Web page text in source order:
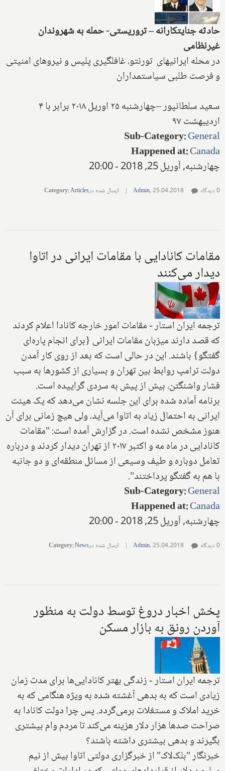
حادثه جنایتکارانه–تروریستی- حمله به شهروندان
غیرنظامی
در محله ایرانیهای تورنتو، غافلگیری پلیس و نیروهای امنیتی
و فرصت طلبی سیاستمداران
سعید سلطانپور –چهارشنبه ۲۵ اوریل ۲۰۱۸ برابر با ۴
اردیبهشت ۹۷
Sub-Category:General
Happened at:Canada
چهارشنبه, آوریل 25, 2018 - 20:00
Admin,25.04.2018
| ارسال شده در Category:Articles 0 دیدگاه
مقامات کانادایی‌ با مقامات ایرانی در اتاوا
دیدار می‌کنند
ترجمه ایران استار - مقامات امور خارجه کانادا اعلام کردند
که قصد دارند میزبان مقامات ایرانی {برای انجام پاره‌ای
گفتگو} باشند. این در حالی‌ است که بعد از روی کار آمدن
دولت ترامپ روابط بین تهران و بسیاری از کشورها به سبب
فشار واشنگتن، بیش از پیش به سردی گراییده است.
برنامه آماده شده برای این جلسه نشان می‌دهد که یک هیئت
ایرانی به احتمال زیاد به اتاوا می‌آید، ولی‌ هیچ زمانی برای آن
هنوز مشخص نشده است. در گزارش آمده است: "مقامات
کانادایی در ماه مه و اکتبر ۲۰۱۷ از تهران دیدار کردند و درباره
تعامل دوباره و طیف وسیعی از مسائل منطقه‌ای و دو جانبه
با هم به گفتگو پرداختند".
Sub-Category:General
Happened at:Canada
چهارشنبه, آوریل 25, 2018 - 20:00
Admin,25.04.2018
| ارسال شده در Category:News 0 دیدگاه
پخش اخبار دروغ توسط دولت به منظور
آوردن رونق به بازار مسکن
ترجمه ایران استار - زندگی بهتر کانادایی‌ها برای مدت زمان
زیادی است که به بدهی آغشته شده به ویژه هنگامی که به
خرید املاک و مستغلات برمی‌گردد. پس چرا دولت کانادا به
صراحت صدها هزار دلار هزینه می‌کند تا مردم وام بیشتری
بگیرند و بدهی بیشتری داشته باشند؟‌
خبرنگار "بلک‌لاک" از خبرگزاری دولتی اتاوا بیش از نیم